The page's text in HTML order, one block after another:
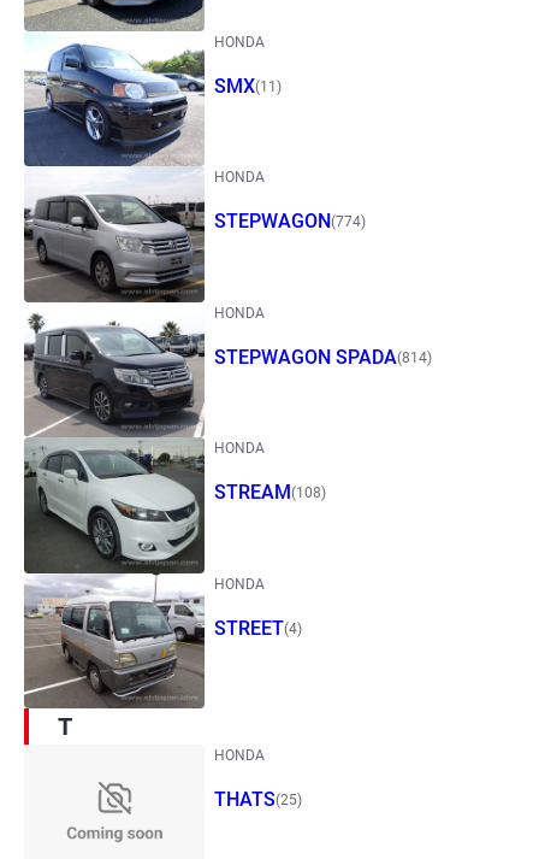
HONDA
SMX(11)
HONDA
STEPWAGON(774)
HONDA
STEPWAGON SPADA(814)
HONDA
STREAM (108)
HONDA
STREET(4)
T
HONDA
THATS(25)